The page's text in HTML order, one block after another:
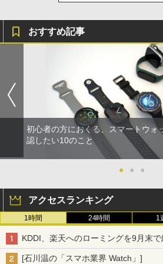
おすすめ記事
初心者の方におくる、スマートウォ
認したい10のこと
● ● ●
アクセスランキング
1時間 24時間 1
KDDI、楽天へのローミングを9月末で
[石川温の「スマホ業界 Watch」]